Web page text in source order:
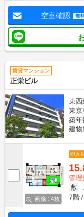
空室確認 無
賃貸マンション
正栄ビル
東西
東京
築年
建物
画像 : 4枚
即入
管理
敷
7階